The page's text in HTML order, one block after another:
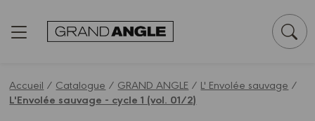
Accueil / Catalogue / GRAND ANGLE / L' Envolée sauvage /
L'Envolée sauvage - cycle 1 (vol. 01/2)